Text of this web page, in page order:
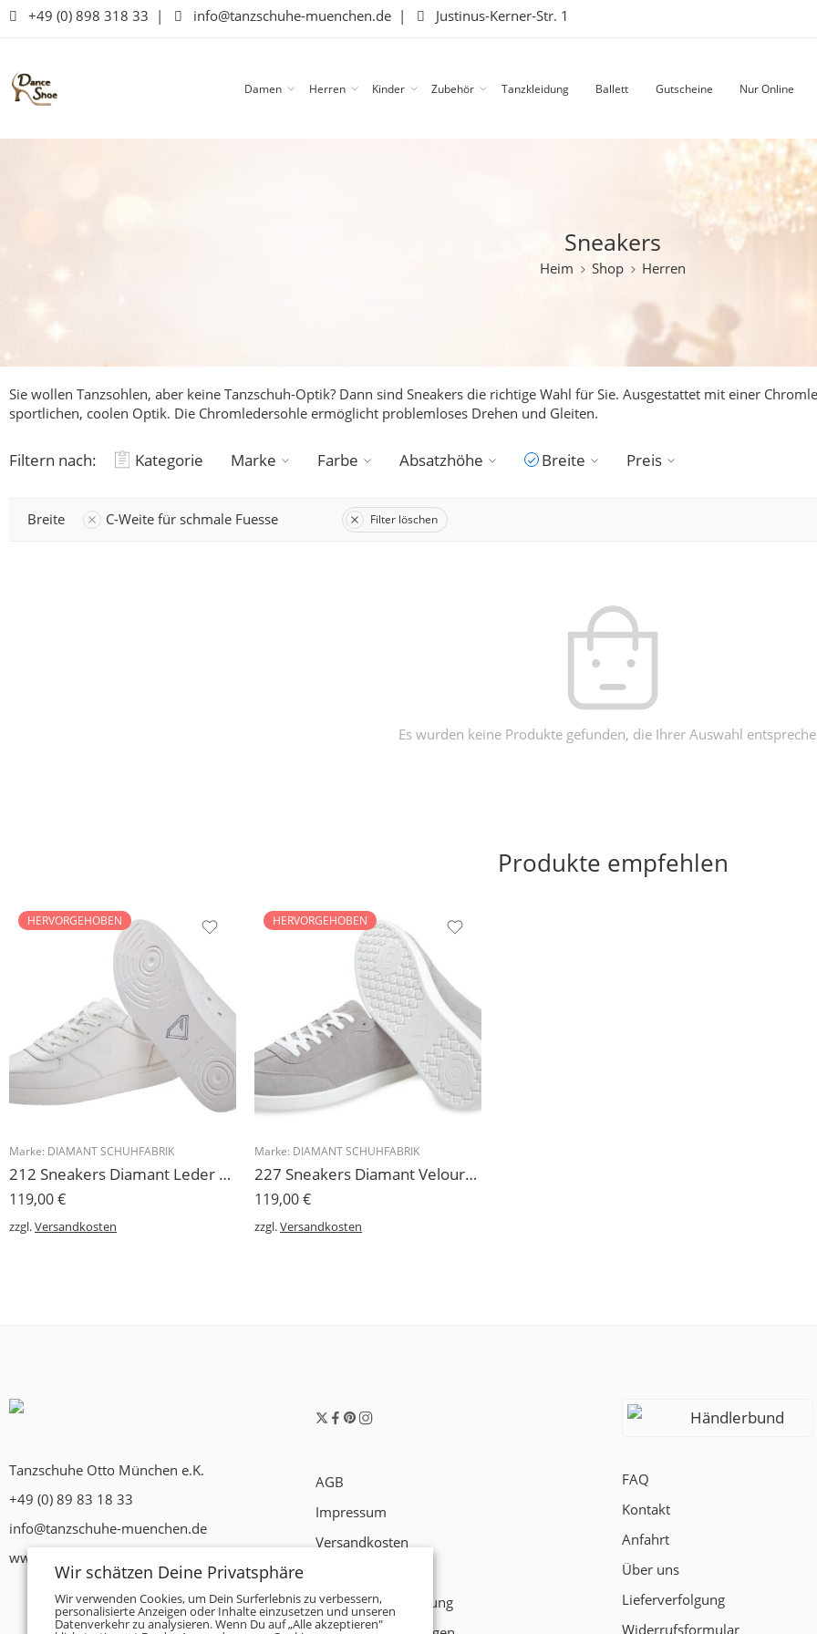
+49 (0) 898 318 33 | info@tanzschuhe-muenchen.de | Justinus-Kerner-Str. 1
Damen Herren Kinder Zubehör Tanzkleidung Ballett Gutscheine Nur Online
Sneakers
Heim Shop Herren
Sie wollen Tanzsohlen, aber keine Tanzschuh-Optik? Dann sind Sneakers die richtige Wahl für Sie. Ausgestattet mit einer
sportlichen, coolen Optik. Die Chromledersohle ermöglicht problemloses Drehen und Gleiten.
Filtern nach: Kategorie Marke Farbe Absatzhöhe Breite Preis
Breite C-Weite für schmale Fuesse Filter löschen
Es wurden keine Produkte gefunden, die Ihrer Auswahl
Produkte empfehlen
HERVORGEHOBEN
Marke: DIAMANT SCHUHFABRIK
212 Sneakers Diamant Leder weiss, drehfreudige Kunststoffsohle
119,00€
zzgl.Versandkosten
HERVORGEHOBEN
Marke: DIAMANT SCHUHFABRIK
227 Sneakers Diamant Veloursleder hellgrau, drehfreudige Kunststoffsohle
119,00€
zzgl.Versandkosten
Tanzschuhe Otto München e.K.
+49 (0) 89 83 18 33
info@tanzschuhe-muenchen.de
www.tanzschuhe-muenchen.de
AGB
Impressum
Versandkosten
Datenschutzerklärung
Händlerbund
FAQ
Kontakt
Anfahrt
Über uns
Lieferverfolgung
Widerrufsformular
Wir schätzen Deine Privatsphäre
Wir verwenden Cookies, um Dein Surferlebnis zu verbessern,
personalisierte Anzeigen oder Inhalte einzusetzen und unseren
Datenverkehr zu analysieren. Wenn Du auf „Alle akzeptieren"